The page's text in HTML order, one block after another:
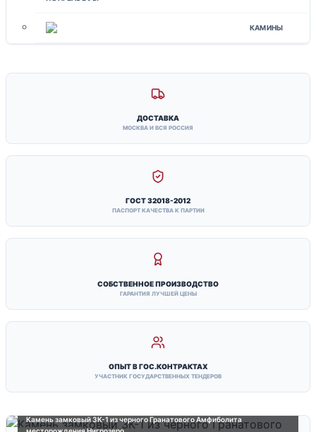
КАМИНЫ
ДОСТАВКА
МОСКВА И ВСЯ РОССИЯ
ГОСТ 32018-2012
ПАСПОРТ КАЧЕСТВА К ПАРТИИ
СОБСТВЕННОЕ ПРОИЗВОДСТВО
ГАРАНТИЯ ЛУЧШЕЙ ЦЕНЫ
ОПЫТ В ГОС.КОНТРАКТАХ
УЧАСТНИК ГОСУДАРСТВЕННЫХ ТЕНДЕРОВ
Камень замковый ЗК-1 из черного Гранатового Амфиболита